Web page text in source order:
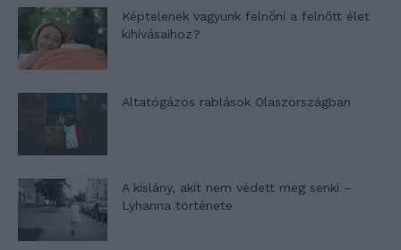
Képtelenek vagyunk felnőni a felnőtt élet
kihívásaihoz?
Altatógázos rablások Olaszországban
A kislány, akit nem védett meg senki –
Lyhanna története